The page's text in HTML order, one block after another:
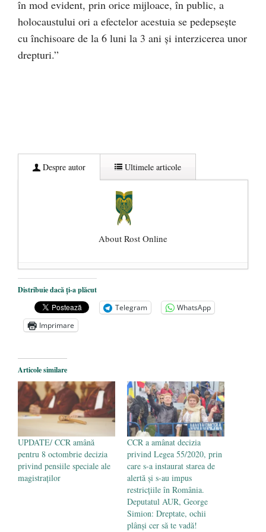
în mod evident, prin orice mijloace, în public, a
holocaustului ori a efectelor acestuia se pedepseşte
cu închisoare de la 6 luni la 3 ani şi interzicerea unor
drepturi.”
Despre autor Ultimele articole
About Rost Online
Dezvăluiri cutremurătoare despre
președintele Ucrainei, Volodymyr
Zelensky
- 13 mai 2026
Statul care servește Națiunea
Legea Vexler produce efecte. Bustul
poetului Octavian Goga, înlăturat din Iași
- 16 aprilie 2026
Distribuie dacă ți-a plăcut
Telegram
WhatsApp
Imprimare
Articole similare
UPDATE/ CCR amână
pentru 8 octombrie decizia
privind pensiile speciale ale
magistraților
CCR a amânat decizia
privind Legea 55/2020, prin
care s-a instaurat starea de
alertă și s-au impus
restricțiile în România.
Deputatul AUR, George
Simion: Dreptate, ochii
plânși cer să te vadă!